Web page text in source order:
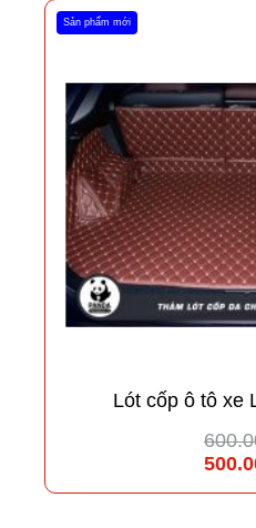
Sản phẩm mới
Lót cốp ô tô xe